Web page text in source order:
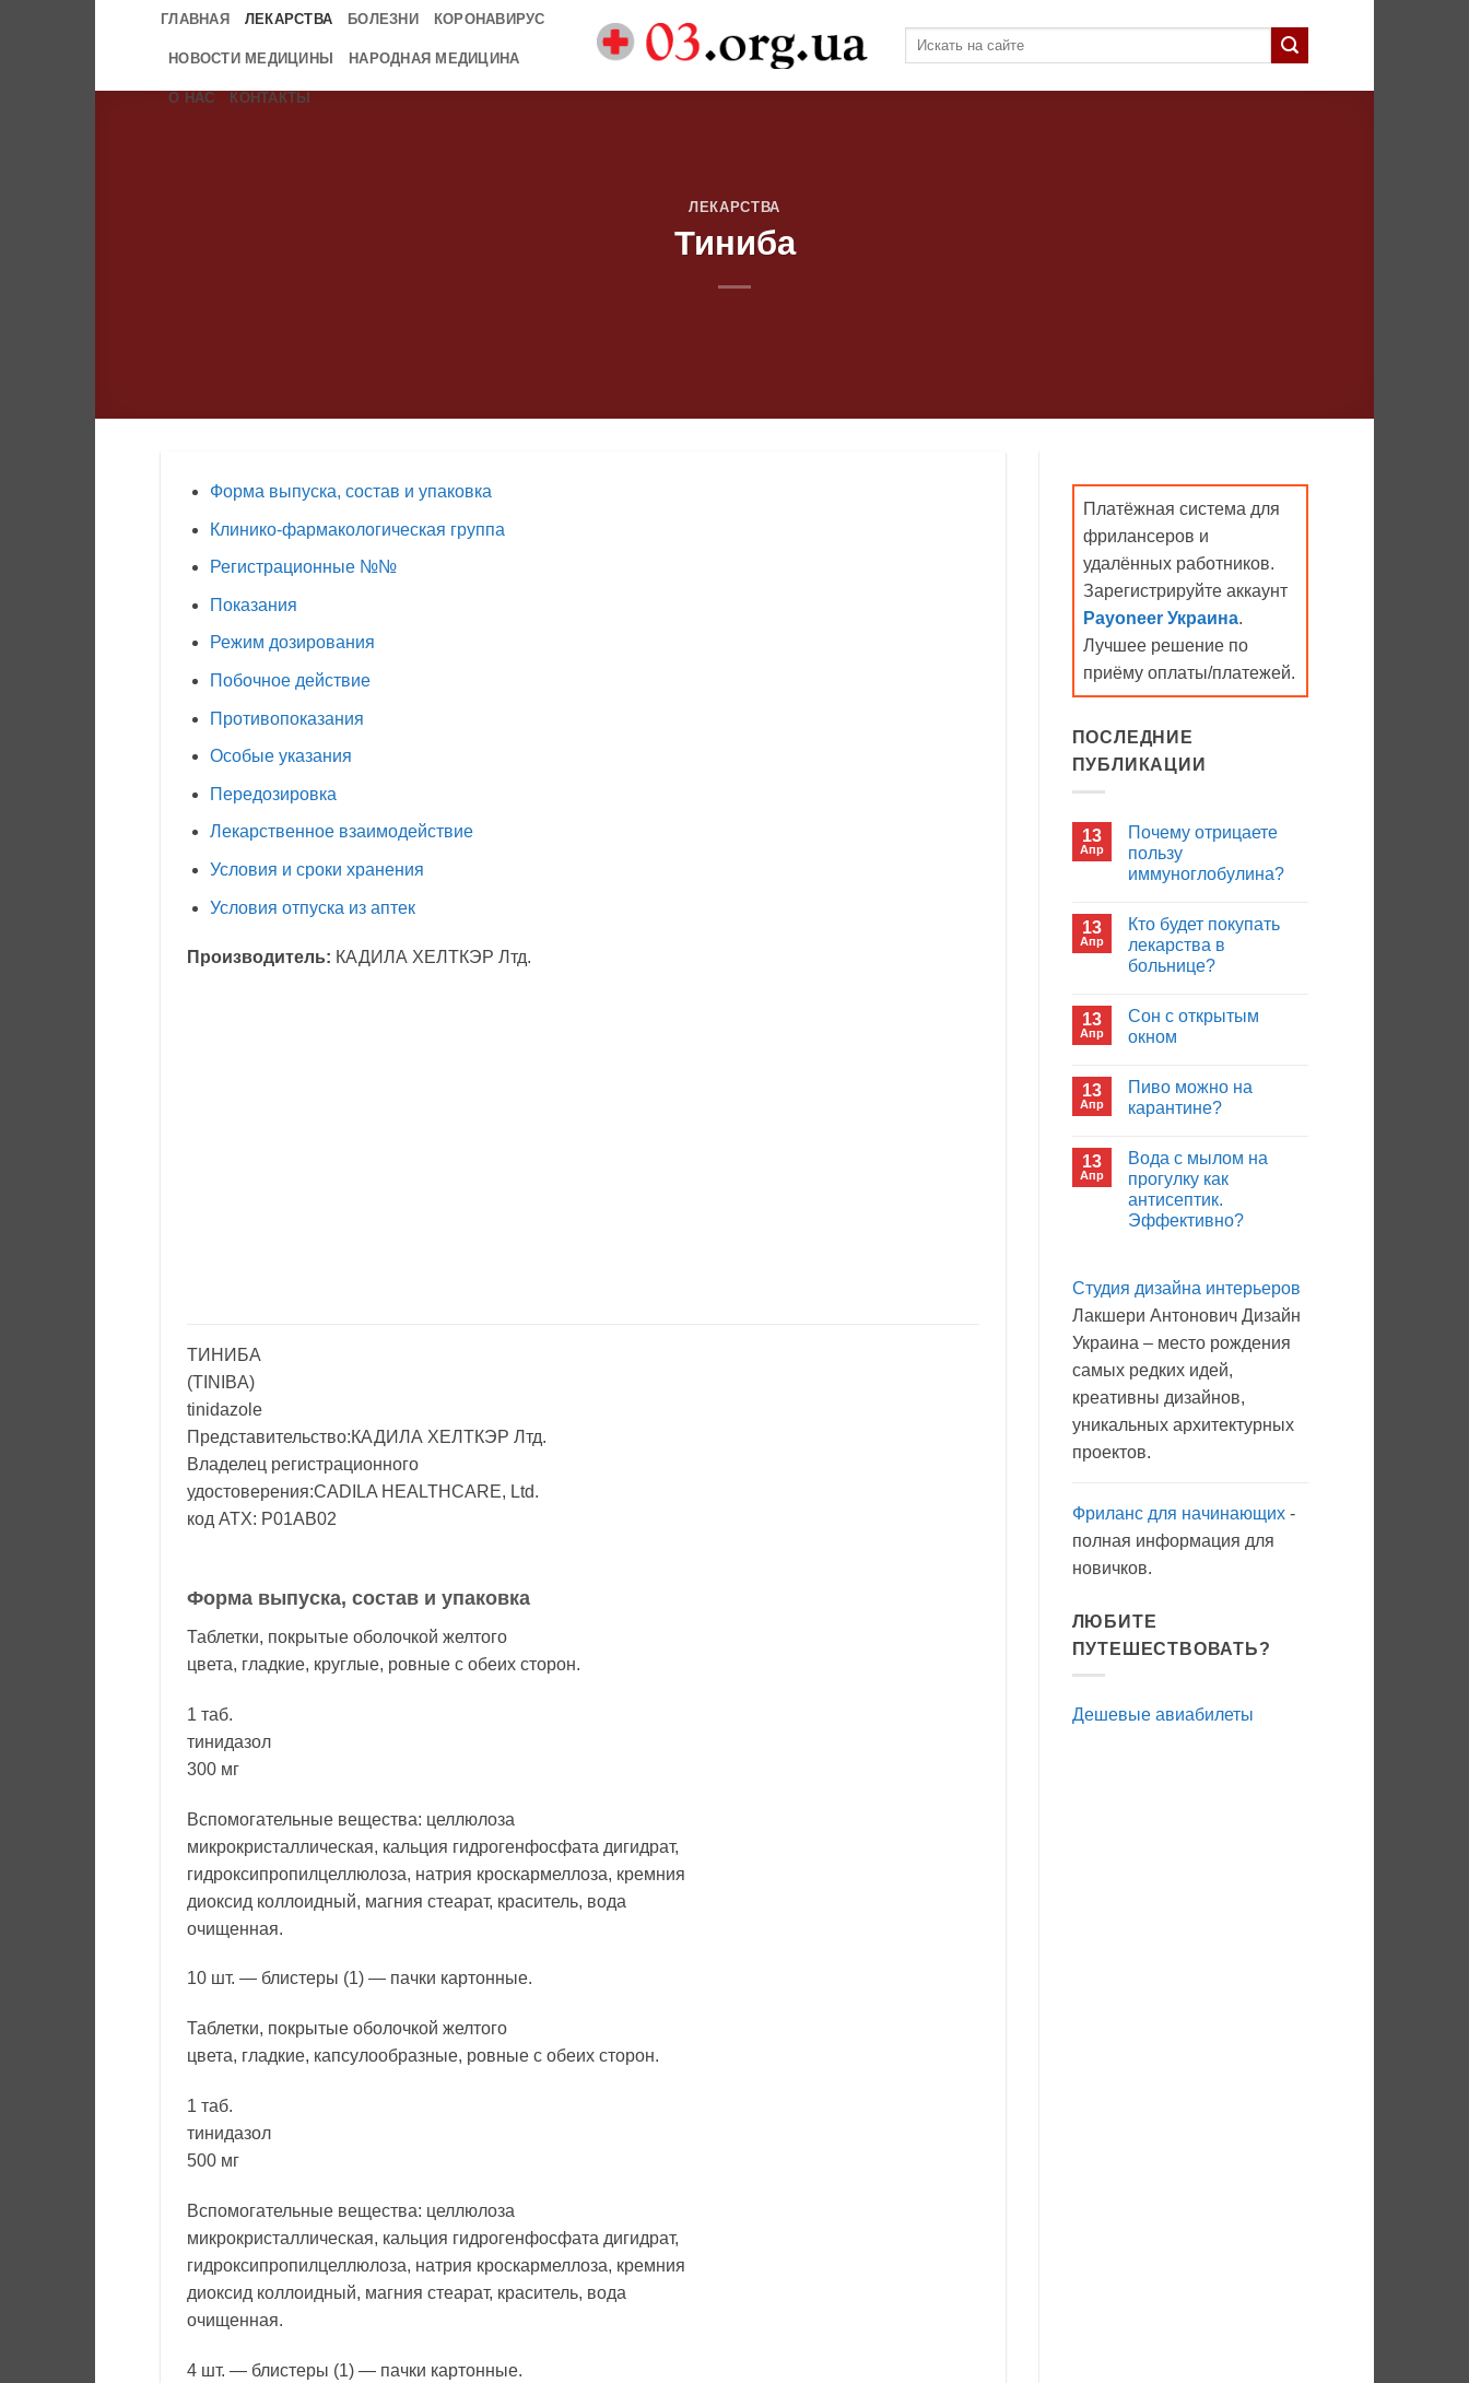
ГЛАВНАЯ ЛЕКАРСТВА БОЛЕЗНИ КОРОНАВИРУС
НОВОСТИ МЕДИЦИНЫ НАРОДНАЯ МЕДИЦИНА
О НАС КОНТАКТЫ
ЛЕКАРСТВА
Тиниба
Форма выпуска, состав и упаковка
Клинико-фармакологическая группа
Регистрационные №№
Показания
Режим дозирования
Побочное действие
Противопоказания
Особые указания
Передозировка
Лекарственное взаимодействие
Условия и сроки хранения
Условия отпуска из аптек
Производитель: КАДИЛА ХЕЛТКЭР Лтд.
ТИНИБА
(TINIBA)
tinidazole
Представительство:КАДИЛА ХЕЛТКЭР Лтд.
Владелец регистрационного
удостоверения:CADILA HEALTHCARE, Ltd.
код ATX: P01AB02
Форма выпуска, состав и упаковка
Таблетки, покрытые оболочкой желтого
цвета, гладкие, круглые, ровные с обеих сторон.
1 таб.
тинидазол
300 мг
Вспомогательные вещества: целлюлоза
микрокристаллическая, кальция гидрогенфосфата дигидрат,
гидроксипропилцеллюлоза, натрия кроскармеллоза, кремния
диоксид коллоидный, магния стеарат, краситель, вода
очищенная.
10 шт. — блистеры (1) — пачки картонные.
Таблетки, покрытые оболочкой желтого
цвета, гладкие, капсулообразные, ровные с обеих сторон.
1 таб.
тинидазол
500 мг
Вспомогательные вещества: целлюлоза
микрокристаллическая, кальция гидрогенфосфата дигидрат,
гидроксипропилцеллюлоза, натрия кроскармеллоза, кремния
диоксид коллоидный, магния стеарат, краситель, вода
очищенная.
4 шт. — блистеры (1) — пачки картонные.
Платёжная система для
фрилансеров и
удалённых работников.
Зарегистрируйте аккаунт
Payoneer Украина.
Лучшее решение по
приёму оплаты/платежей.
ПОСЛЕДНИЕ
ПУБЛИКАЦИИ
13
Апр
Почему отрицаете
пользу
иммуноглобулина?
записи
Почему
отрицаете
пользу
13
Апр
Кто будет покупать
лекарства в
больнице?
записи
Кто
будет
больнице?
13
Апр
Сон с открытым
окном
записи
Сон
с
13
Апр
Пиво можно на
карантине?
записи
Пиво
можно
на
карантине?
13
Апр
Вода с мылом на
прогулку как
антисептик.
Эффективно?
Вода
мылом
на
прогулку
антисептик.
Студия дизайна интерьеров
Лакшери Антонович Дизайн
Украина – место рождения
самых редких идей,
креативны дизайнов,
уникальных архитектурных
проектов.
Фриланс для начинающих-
полная информация для
новичков.
ЛЮБИТЕ
ПУТЕШЕСТВОВАТЬ?
Дешевые авиабилеты